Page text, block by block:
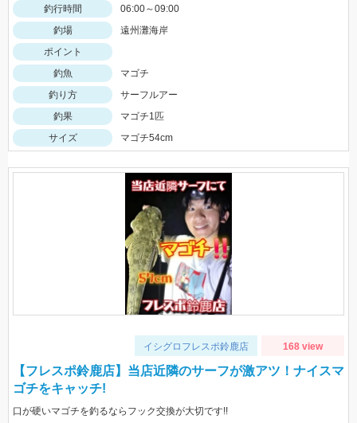
釣行時間
06:00～09:00
釣場
遠州灘海岸
ポイント
釣魚
マゴチ
釣り方
サーフルアー
釣果
マゴチ1匹
サイズ
マゴチ54cm
イシグロフレスポ鈴鹿店 168 view
【フレスポ鈴鹿店】当店近隣のサーフが激アツ！ナイスマ
ゴチをキャッチ!
口が硬いマゴチを釣るならフック交換が大切です!!